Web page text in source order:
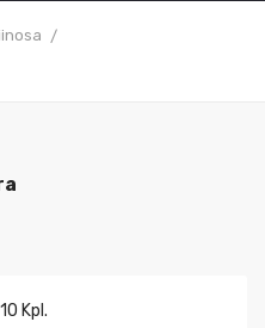
Kpl.